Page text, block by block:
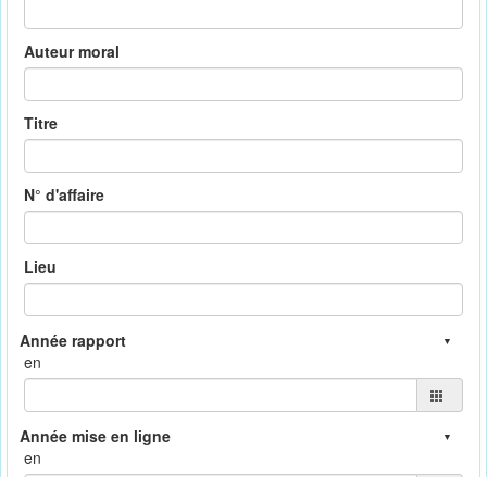
Auteur moral
Titre
N° d'affaire
Lieu
en
en